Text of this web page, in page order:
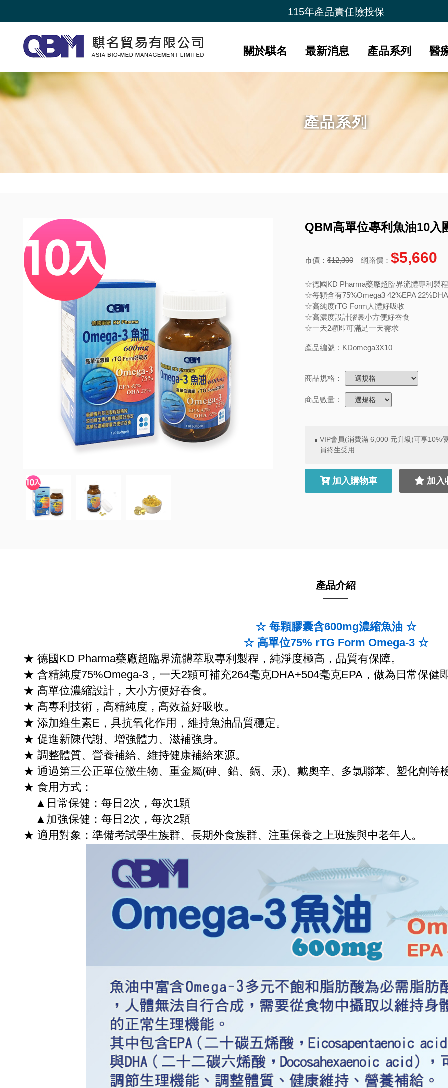
新品上市- 潤康原 水光膠原蛋白
會員好康比一比
醫
產品系列
最新消息
關於騏名
產品系列
QBM高單位專利魚油10入
市價：$12,300 網路價： $5,660
☆德國KD Pharma藥廠超臨界流體專利製程
☆每顆含有75%Omega3 42%EPA 22%DHA
☆高純度rTG Form人體好吸收
☆高濃度設計膠囊小方便好吞食
☆一天2顆即可滿足一天需求
產品編號：KDomega3X10
商品規格：
商品數量：
VIP會員(消費滿 6,000 元升級)可享10%
員終生受用
加入購物車 加入
產品介紹
☆ 每顆膠囊含600mg濃縮魚油 ☆
☆ 高單位75% rTG Form Omega-3 ☆
★ 德國KD Pharma藥廠超臨界流體萃取專利製程，純淨度極高，品質有保障。
★ 含精純度75%Omega-3，一天2顆可補充264毫克DHA+504毫克EPA，做為日常保健
★ 高單位濃縮設計，大小方便好吞食。
★ 高專利技術，高精純度，高效益好吸收。
★ 添加維生素E，具抗氧化作用，維持魚油品質穩定。
★ 促進新陳代謝、增強體力、滋補強身。
★ 調整體質、營養補給、維持健康補給來源。
★ 通過第三公正單位微生物、重金屬(砷、鉛、鎘、汞)、戴奧辛、多氯聯苯、塑化劑等
★ 食用方式：
▲日常保健：每日2次，每次1顆
▲加強保健：每日2次，每次2顆
★ 適用對象：準備考試學生族群、長期外食族群、注重保養之上班族與中老年人。